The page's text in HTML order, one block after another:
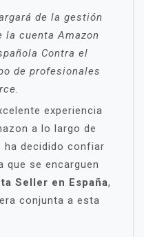
de la gestión
la cuenta Amazon
Contra el
de profesionales
experiencia
a lo largo de
ha decidido confiar
que se encarguen
Seller en España,
conjunta a esta